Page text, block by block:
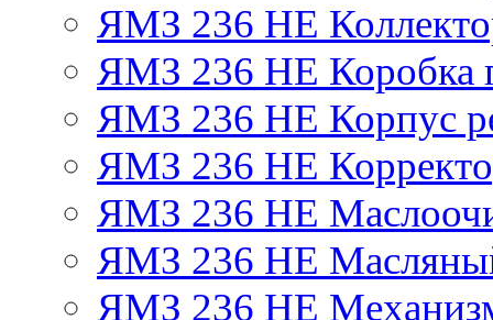
ЯМЗ 236 НЕ
ЯМЗ 236 НЕ Коробка
ЯМЗ 236 НЕ Корпус
ЯМЗ 236 НЕ
ЯМЗ 236 НЕ
ЯМЗ 236 НЕ Масляный
ЯМЗ 236 НЕ